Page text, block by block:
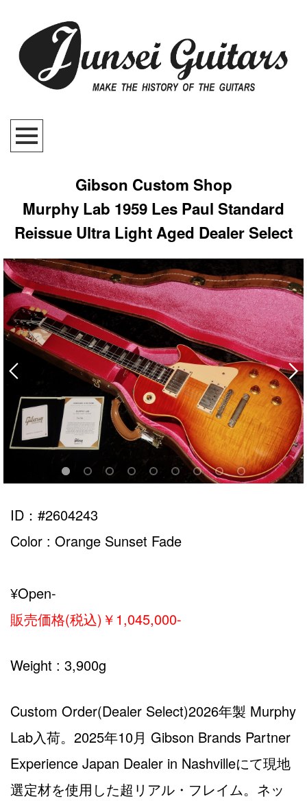
Gibson Custom Shop
Murphy Lab 1959 Les Paul Standard
Reissue Ultra Light Aged Dealer Select
ID：#2604243
Color : Orange Sunset Fade
¥Open-
販売価格(税込)￥1,045,000-
Weight : 3,900g
Custom Order(Dealer Select)2026年製 Murphy
Lab入荷。2025年10月 Gibson Brands Partner
Experience Japan Dealer in Nashvilleにて現地
選定材を使用した超リアル・フレイム。ネッ